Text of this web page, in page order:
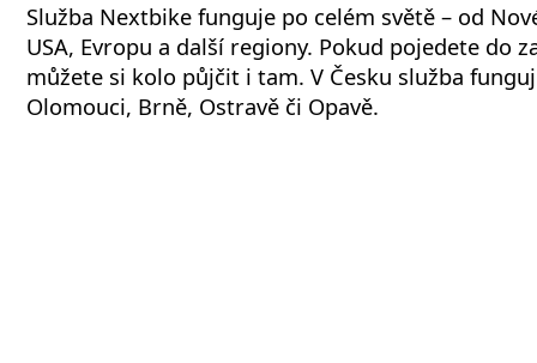
Služba Nextbike funguje po celém světě – od
USA, Evropu a další regiony. Pokud pojedete do
můžete si kolo půjčit i tam. V Česku služba
Olomouci, Brně, Ostravě či Opavě.